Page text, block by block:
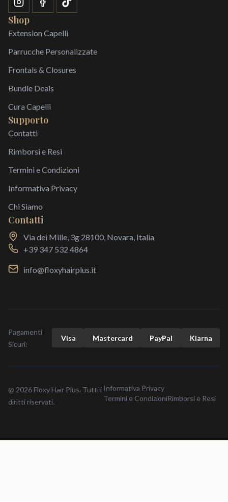
Shop
Extension Capelli
Parrucche Personalizzate
Frontals & Closures
Bundle Deals
Cura Capelli
Supporto
Contatti
Rimborsi e Resi
Termini e Condizioni
Informativa Privacy
Chi Siamo
Contatti
Via dei Mille, 3g 28100, Novara, Italia
+39 347 532 4864
info@floxyhairplus.it
Pagamenti
Sicuri:
Visa Mastercard PayPal Klarna
@ 2026 Floxy Hair Plus. Tutti i
diritti riservati.
Informativa Privacy
Termini e CondizioniRimborsi e Resi